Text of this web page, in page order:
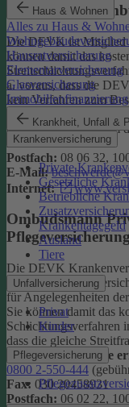
Haus & Wohnen
Alles zu Haus &
Hausratversicherung
Elementarversicherung
Glasversicherung
Immobilienfinanzierung
Krankheit, Unfall &
Krankenversicherung
Private
Gesetzliche
Betriebliche
Krankentagegeld
Ausland
Tiere
Unfallversicherung
Privat
Kinder
Pflegeversicherung
Die DEVK ist Mitglied
können damit das
a. voraus, dass die
kein Verfahren zum
erreichen den
(gebührenfrei aus dem
Fax:0800 3-699-000
Postfach: 08 06 32,
E-Mail:
Internet:
Ombudsmann
Pflegeversicherung
Die DEVK
privaten
für Angelegenheiten
Sie können damit das
Schlichtungsverfahren
dass die gleiche
wird oder wurde.Sie
0800 2-550-444
Fax: 030 20458931
Postfach: 06 02 22,